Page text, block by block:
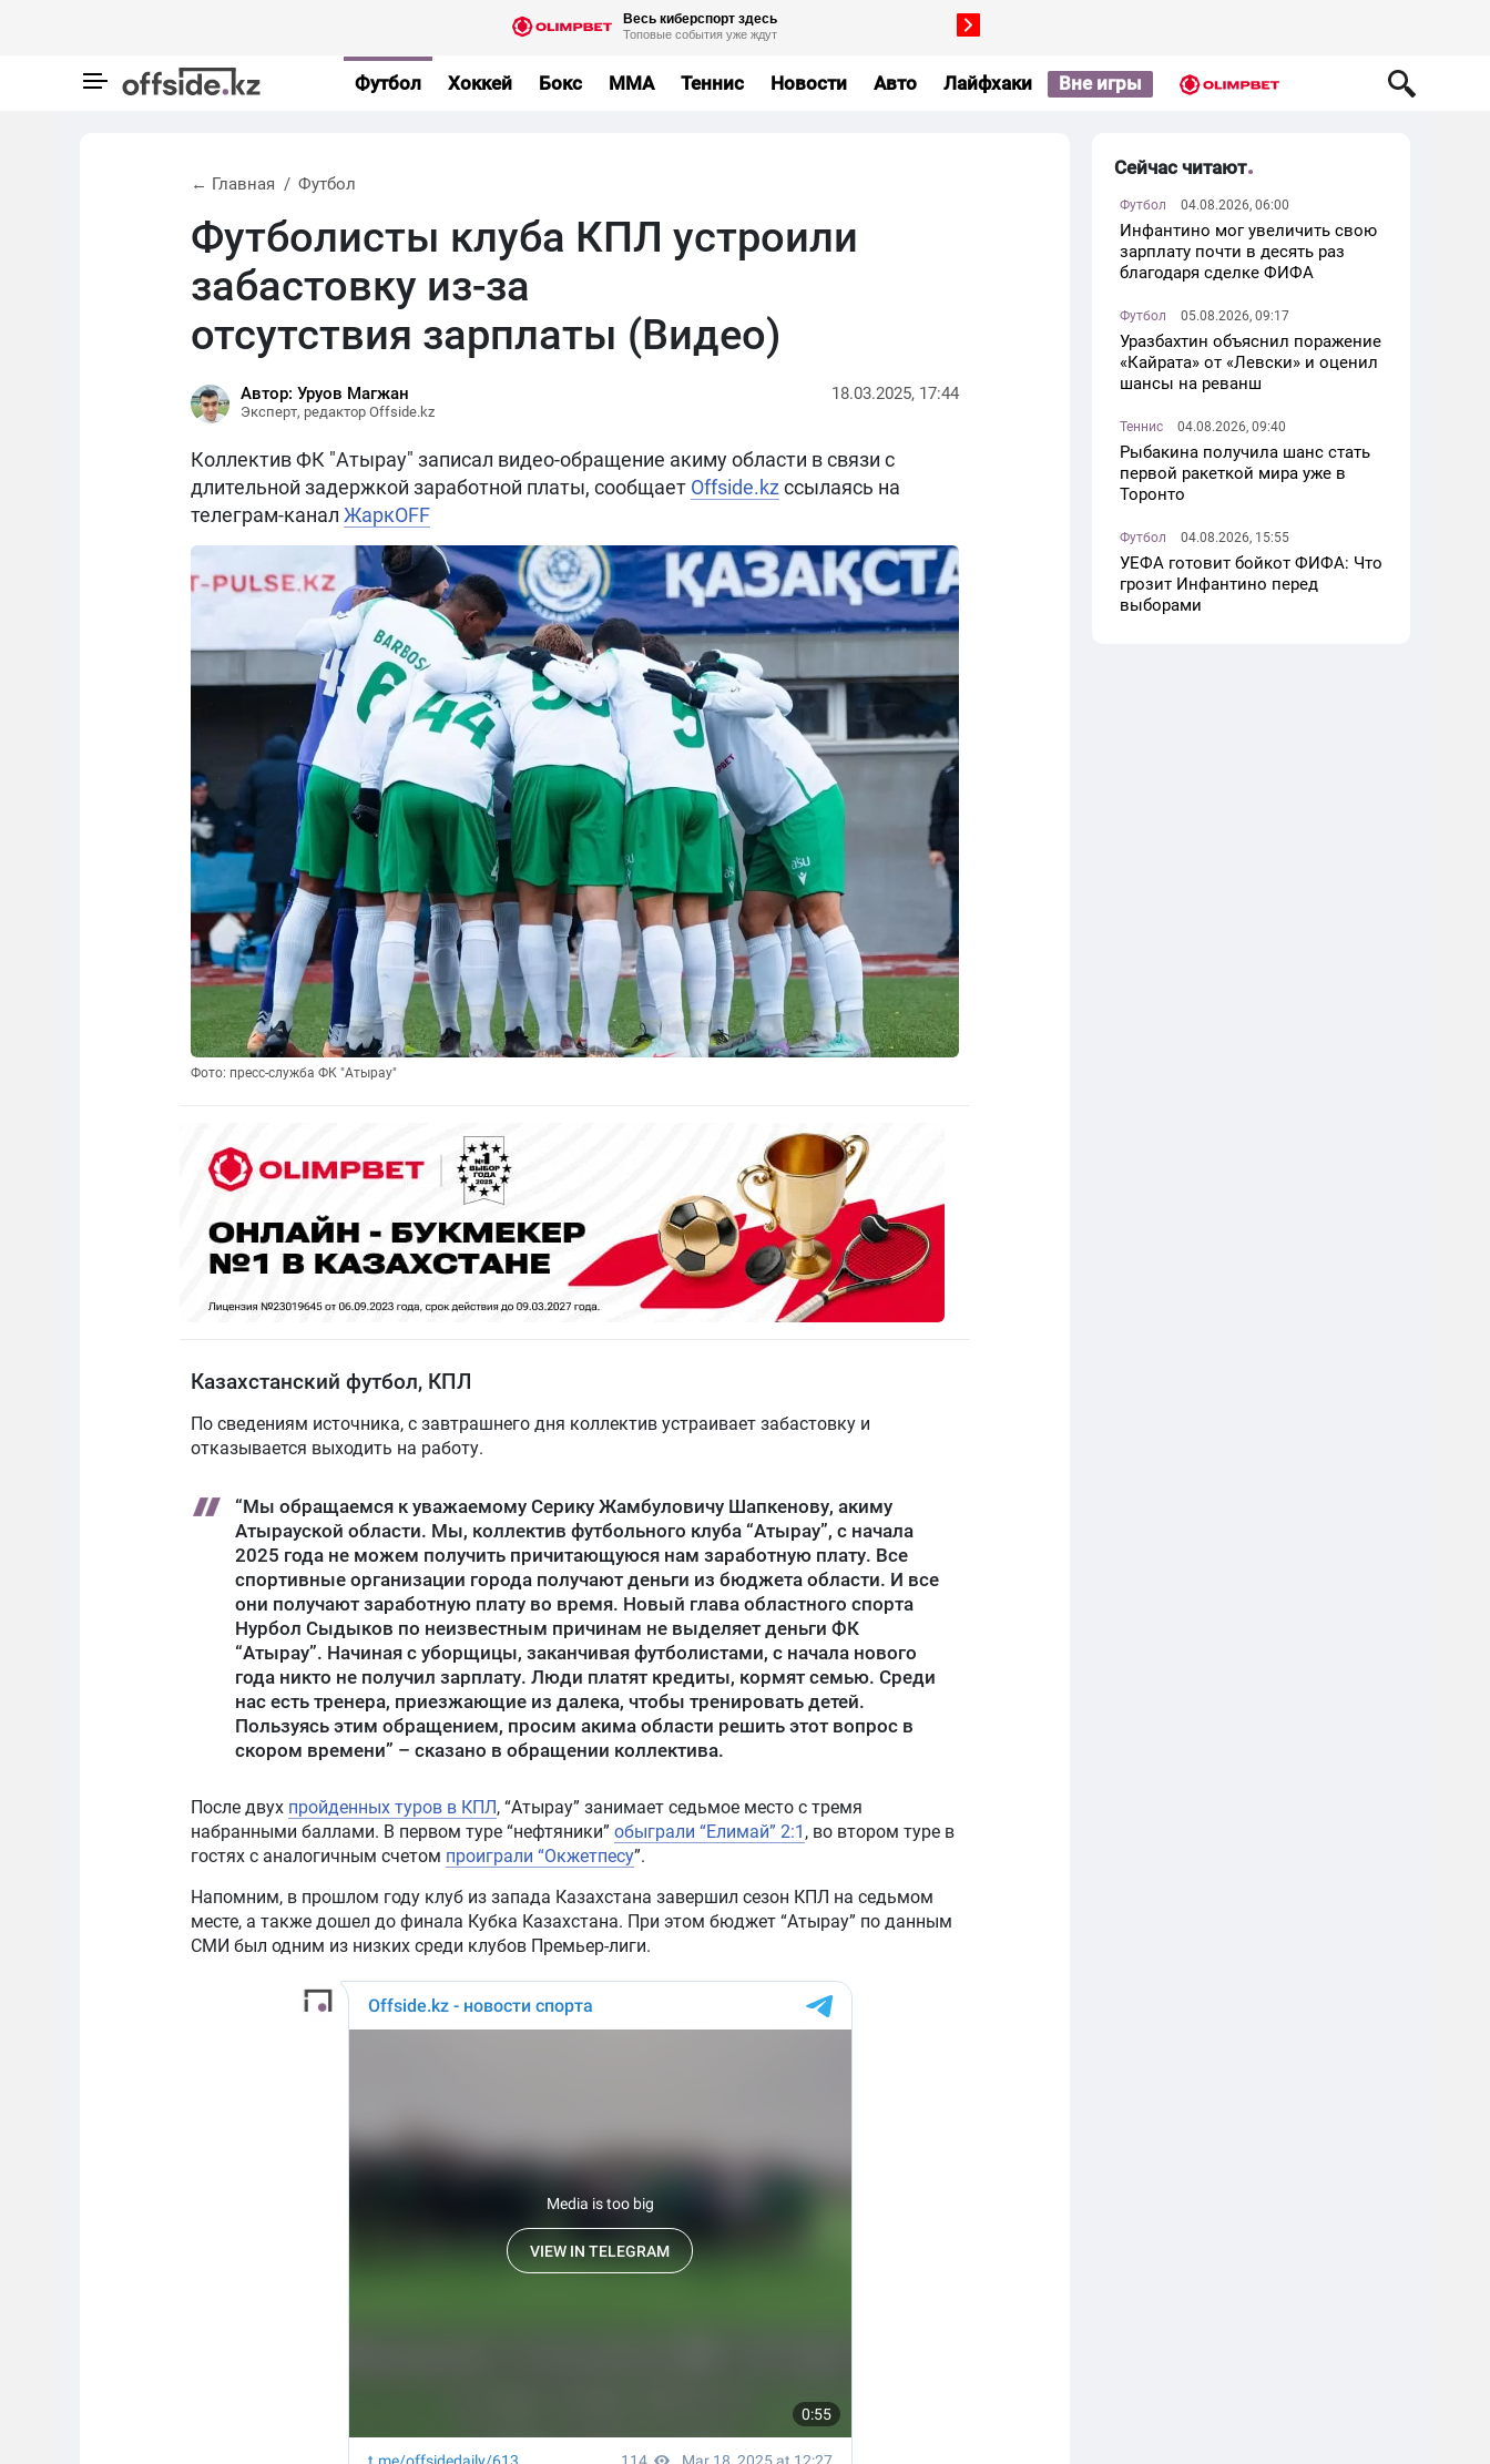
Футбол Хоккей Бокс MMA Теннис Новости Авто Лайфхаки Вне игры
← Главная Футбол
Футболисты клуба КПЛ устроили
забастовку из-за
отсутствия зарплаты (Видео)
Автор: Уруов Магжан
Эксперт, редактор Offside.kz
18.03.2025, 17:44
Коллектив ФК "Атырау" записал видео-обращение акиму области в связи с
длительной задержкой заработной платы, сообщает Offside.kz ссылаясь на
телеграм-канал ЖаркOFF
Фото: пресс-служба ФК "Атырау"
Казахстанский футбол, КПЛ
По сведениям источника, с завтрашнего дня коллектив устраивает забастовку и
отказывается выходить на работу.
“Мы обращаемся к уважаемому Серику Жамбуловичу Шапкенову, акиму
Атырауской области. Мы, коллектив футбольного клуба “Атырау”, с начала
2025 года не можем получить причитающуюся нам заработную плату. Все
спортивные организации города получают деньги из бюджета области. И все
они получают заработную плату во время. Новый глава областного спорта
Нурбол Сыдыков по неизвестным причинам не выделяет деньги ФК
“Атырау”. Начиная с уборщицы, заканчивая футболистами, с начала нового
года никто не получил зарплату. Люди платят кредиты, кормят семью. Среди
нас есть тренера, приезжающие из далека, чтобы тренировать детей.
Пользуясь этим обращением, просим акима области решить этот вопрос в
скором времени” – сказано в обращении коллектива.
После двух пройденных туров в КПЛ, “Атырау” занимает седьмое место с тремя
набранными баллами. В первом туре “нефтяники” обыграли “Елимай” 2:1 , во втором туре в
гостях с аналогичным счетом проиграли “Окжетпесу”.
Напомним, в прошлом году клуб из запада Казахстана завершил сезон КПЛ на седьмом
месте, а также дошел до финала Кубка Казахстана. При этом бюджет “Атырау” по данным
СМИ был одним из низких среди клубов Премьер-лиги.
Сейчас читают
Футбол 04.08.2026, 06:00
Инфантино мог увеличить свою
зарплату почти в десять раз
благодаря сделке ФИФА
Футбол 05.08.2026, 09:17
Уразбахтин объяснил поражение
«Кайрата» от «Левски» и оценил
шансы на реванш
Теннис 04.08.2026, 09:40
Рыбакина получила шанс стать
первой ракеткой мира уже в
Торонто
Футбол 04.08.2026, 15:55
УЕФА готовит бойкот ФИФА: Что
грозит Инфантино перед
выборами